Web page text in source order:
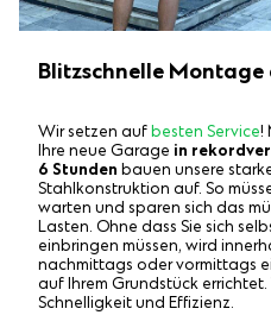
Blitzschnelle
Wir setzen aufbesten Service!
Ihre neue Garage in
6 Stunden bauen unsere
Stahlkonstruktion auf. So
warten und sparen sich das
Lasten. Ohne dass Sie sich
einbringen müssen, wird
nachmittags oder vormittags
auf Ihrem Grundstück
Schnelligkeit und Effizienz.